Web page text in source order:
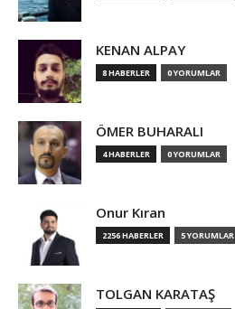
KENAN ALPAY
8 HABERLER 0 YORUMLAR
ÖMER BUHARALI
4 HABERLER 0 YORUMLAR
Onur Kıran
2256 HABERLER 5 YORUMLAR
TOLGAN KARATAŞ